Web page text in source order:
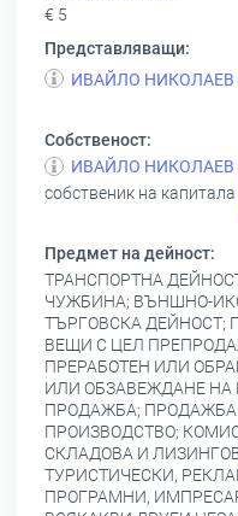
€ 5
Представляващи:
ИВАЙЛО
Собственост:
ИВАЙЛО
собственик на капитала
Предмет на дейност:
ТРАНСПОРТНА
ЧУЖБИНА; ВЪНШНО-
ТЪРГОВСКА ДЕЙНОСТ;
ВЕЩИ С ЦЕЛ
ПРЕРАБОТЕН ИЛИ
ИЛИ ОБЗАВЕЖДАНЕ
ПРОДАЖБА; ПРОДАЖБА
ПРОИЗВОДСТВО;
СКЛАДОВА И
ТУРИСТИЧЕСКИ,
ПРОГРАМНИ,